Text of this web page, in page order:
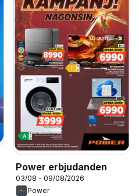
Power erbjudanden
03/08 - 09/08/2026
Power